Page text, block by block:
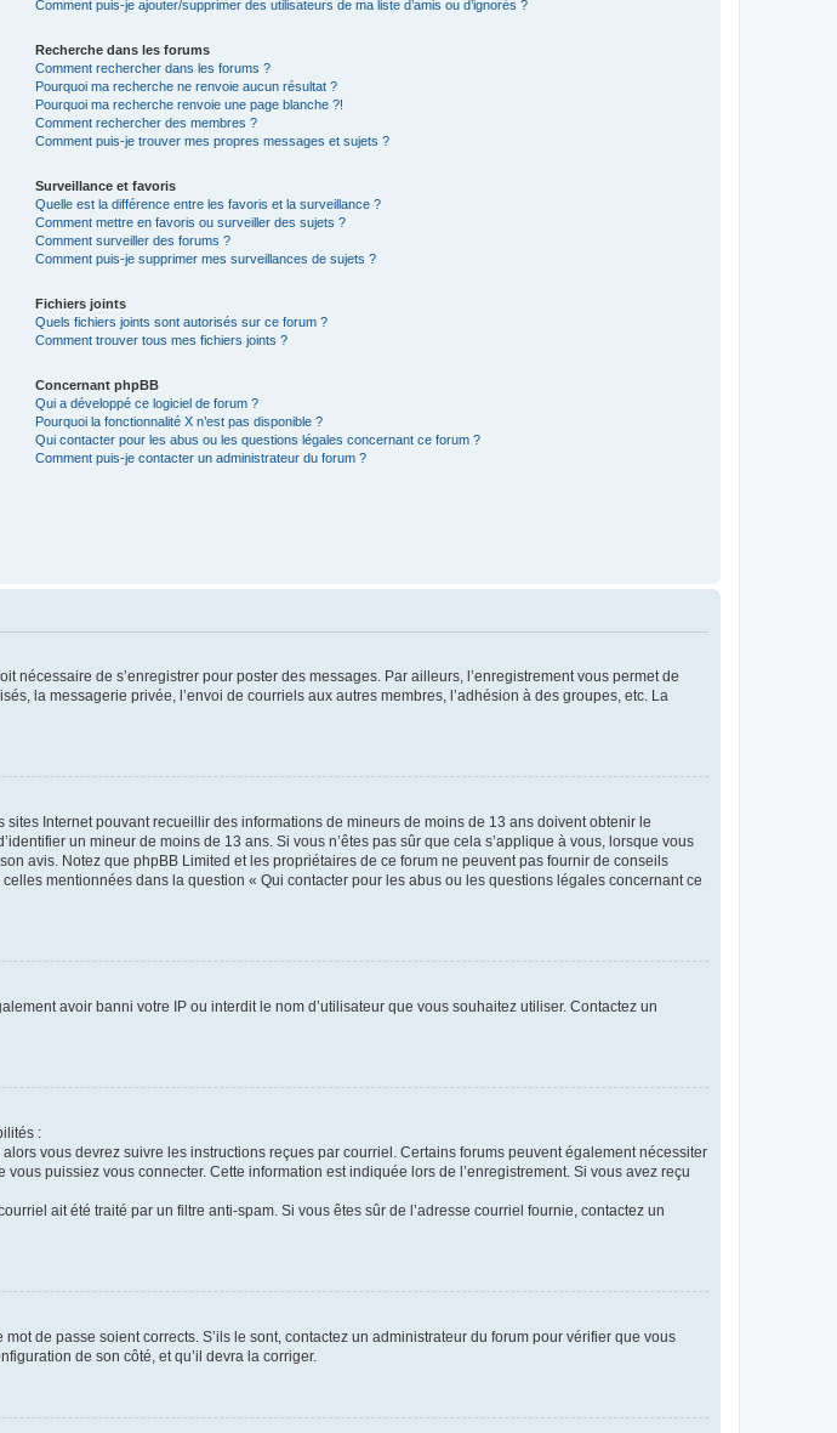
Comment puis-je ajouter/supprimer des utilisateurs de ma liste d’amis ou d’ignorés ?
Recherche dans les forums
Comment rechercher dans les forums ?
Pourquoi ma recherche ne renvoie aucun résultat ?
Pourquoi ma recherche renvoie une page blanche ?!
Comment rechercher des membres ?
Comment puis-je trouver mes propres messages et sujets ?
Surveillance et favoris
Quelle est la différence entre les favoris et la surveillance ?
Comment mettre en favoris ou surveiller des sujets ?
Comment surveiller des forums ?
Comment puis-je supprimer mes surveillances de sujets ?
Fichiers joints
Quels fichiers joints sont autorisés sur ce forum ?
Comment trouver tous mes fichiers joints ?
Concernant phpBB
Qui a développé ce logiciel de forum ?
Pourquoi la fonctionnalité X n’est pas disponible ?
Qui contacter pour les abus ou les questions légales concernant ce forum ?
Comment puis-je contacter un administrateur du forum ?
nécessaire de s’enregistrer pour poster des messages. Par ailleurs, l’enregistrement vous permet de
la messagerie privée, l’envoi de courriels aux autres membres, l’adhésion à des groupes, etc. La
Internet pouvant recueillir des informations de mineurs de moins de 13 ans doivent obtenir le
un mineur de moins de 13 ans. Si vous n’êtes pas sûr que cela s’applique à vous, lorsque vous
avis. Notez que phpBB Limited et les propriétaires de ce forum ne peuvent pas fournir de conseils
mentionnées dans la question « Qui contacter pour les abus ou les questions légales concernant ce
avoir banni votre IP ou interdit le nom d’utilisateur que vous souhaitez utiliser. Contactez un
:
vous devrez suivre les instructions reçues par courriel. Certains forums peuvent également nécessiter
puissiez vous connecter. Cette information est indiquée lors de l’enregistrement. Si vous avez reçu
ait été traité par un filtre anti-spam. Si vous êtes sûr de l’adresse courriel fournie, contactez un
de passe soient corrects. S’ils le sont, contactez un administrateur du forum pour vérifier que vous
de son côté, et qu’il devra la corriger.